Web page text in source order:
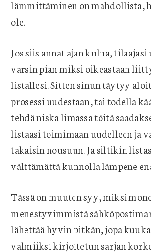
lämmittäminen on mahdollista,
ole.
Jos siis annat ajan kulua,
varsin pian miksi oikeastaan
listallesi. Sitten sinun täytyy
prosessi uudestaan, tai todella
tehdä niska limassa töitä
listaasi toimimaan uudelleen ja
takaisin nousuun. Ja siltikin
välttämättä kunnolla lämpene
Tässä on muuten syy, miksi
menestyvimmistä
lähettää hyvin pitkän, jopa
valmiiksi kirjoitetun sarjan